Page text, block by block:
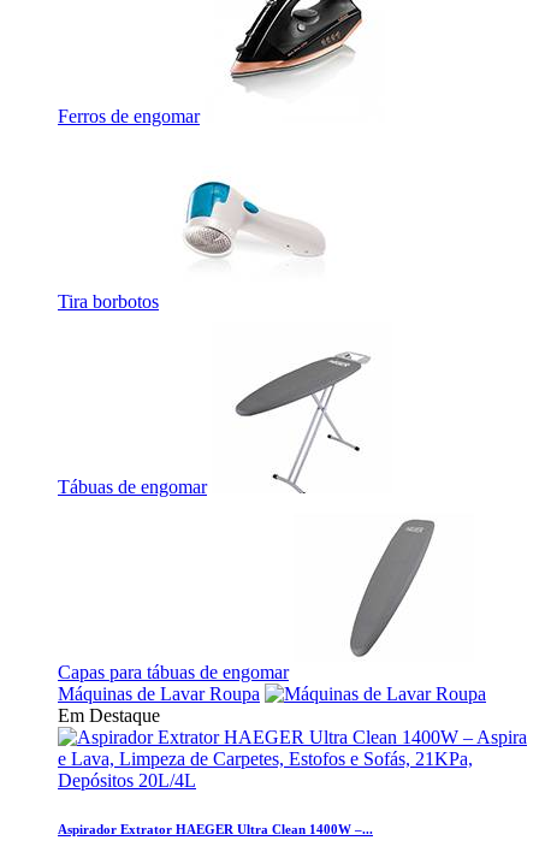
Ferros de engomar
Tira borbotos
Tábuas de engomar
Capas para tábuas de engomar
Máquinas de Lavar Roupa
Em Destaque
Aspirador Extrator HAEGER Ultra Clean 1400W –...